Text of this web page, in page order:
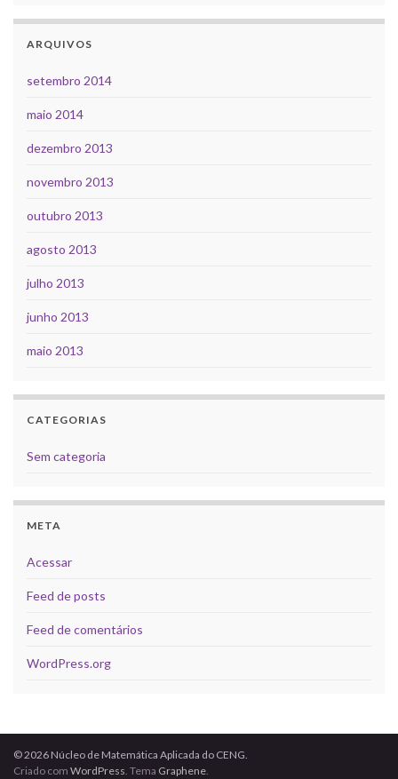
ARQUIVOS
setembro 2014
maio 2014
dezembro 2013
novembro 2013
outubro 2013
agosto 2013
julho 2013
junho 2013
maio 2013
CATEGORIAS
Sem categoria
META
Acessar
Feed de posts
Feed de comentários
WordPress.org
© 2026 Núcleo de Matemática Aplicada do CENG.
Criado com WordPress. Tema Graphene.